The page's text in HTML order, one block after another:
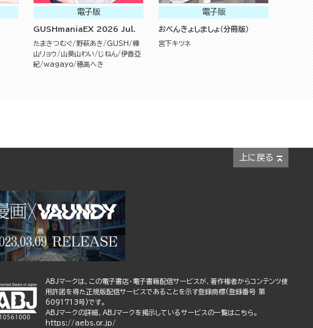
電子版
GUSHmaniaEX 2026 Jul.
たまきつむぐ 野萩あき GUSH
樺
山リョウ
山葵山わい じねん 伊香亞
紀
wagayo 穂高へき
電子版
おべんきょしましょ（分冊版）
宮下キツネ
上に戻る
ABJマークは、この電子書店・電子書籍配信サービスが、著作権者からコンテンツ使
用許諾を得た正規版配信サービスであることを示す登録商標(登録番号 第
6091713号)です。
ABJマークの詳細、ABJマークを掲示しているサービスの一覧はこちら。
https://aebs.or.jp/